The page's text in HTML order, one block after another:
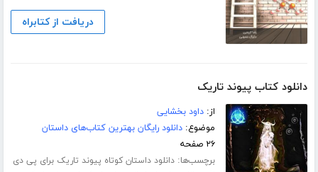
دریافت از کتابراه
دانلود کتاب پیوند تاریک
از:داود بخشایی
موضوع:دانلود رایگان بهترین کتاب‌های داستان
۲۶ صفحه
برچسب‌ها:دانلود داستان کوتاه پیوند تاریک برای پی دی